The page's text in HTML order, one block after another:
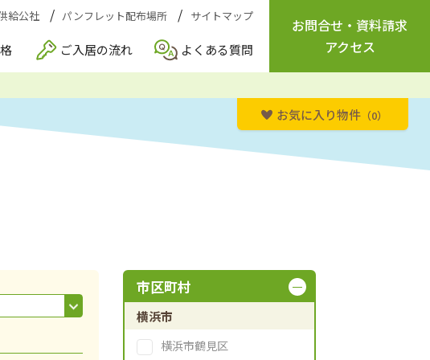
給公社 パンフレット配布場所 サイトマップ
ご入居の流れ よくある質問
お問合せ ・ 資料請求
アクセス
お気に入り物件（0）
市区町村
横浜市
横浜市鶴見区